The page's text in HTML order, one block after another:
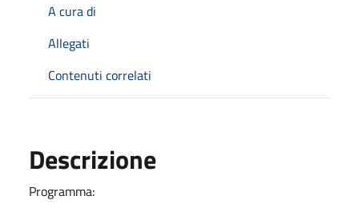
A cura di
Allegati
Contenuti correlati
Descrizione
Programma: